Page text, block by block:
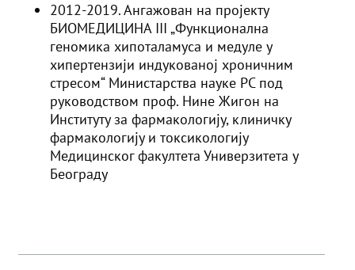
2012-2019. Ангажован на пројекту
БИОМЕДИЦИНА III „Функционална
геномика хипоталамуса и медуле у
хипертензији индукованој хроничним
стресом“ Министарства науке РС под
руководством проф. Нине Жигон на
Институту за фармакологију, клиничку
фармакологију и токсикологију
Медицинског факултета Универзитета у
Београду